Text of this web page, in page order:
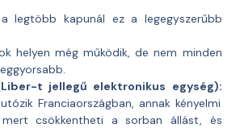
a legtöbb kapunál ez a legegyszerűbb
helyen még működik, de nem minden
t jellegű elektronikus egység):
Franciaországban, annak kényelmi
csökkentheti a sorban állást, és